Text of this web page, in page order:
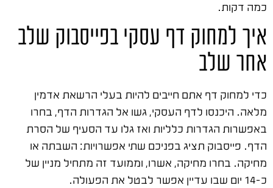
כמה דקות.
איך למחוק דף עסקי בפייסבוק שלב
אחר שלב
כדי למחוק דף אתם חייבים להיות בעלי הרשאת אדמין
מלאה. היכנסו לדף העסקי, גשו אל הגדרות הדף, בחרו
באפשרות הגדרות כלליות ואז גלו עד הסעיף של הסרת
הדף. פייסבוק תציג בפניכם שתי אפשרויות: השבתה או
מחיקה. בחרו מחיקה, אשרו, וממועד זה מתחיל מניין של
כ-14 יום שבו עדיין אפשר לבטל את הפעולה.